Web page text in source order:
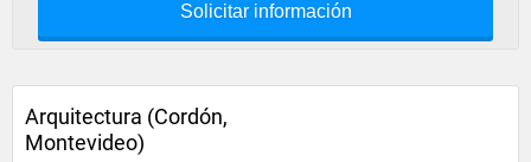
Solicitar información
Arquitectura (Cordón,
Montevideo)